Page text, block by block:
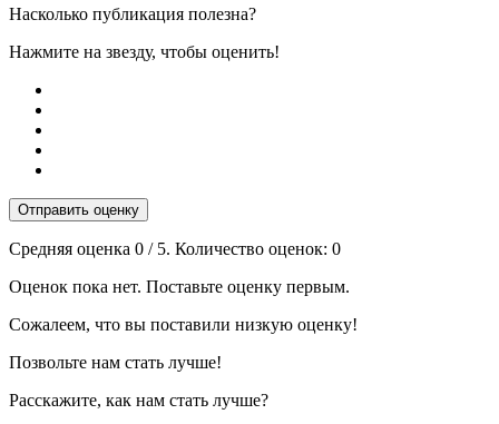
Насколько публикация полезна?
Нажмите на звезду, чтобы оценить!
Отправить оценку
Средняя оценка 0 / 5. Количество оценок: 0
Оценок пока нет. Поставьте оценку первым.
Сожалеем, что вы поставили низкую оценку!
Позвольте нам стать лучше!
Расскажите, как нам стать лучше?